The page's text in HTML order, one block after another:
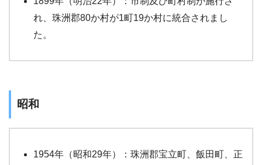
れ、珠洲郡80か村が1町19か村に統合されまし
た。
昭和
1954年（昭和29年）：珠洲郡宝立町、飯田町、正